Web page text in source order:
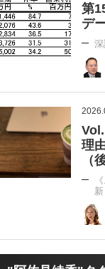
第
デ
理
（